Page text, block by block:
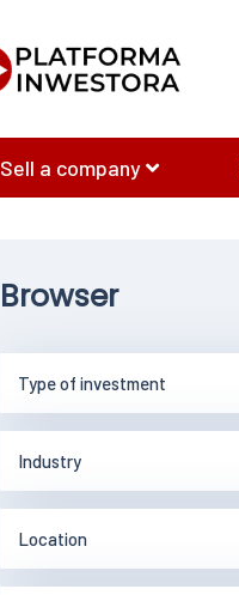
Sell a company
Browser